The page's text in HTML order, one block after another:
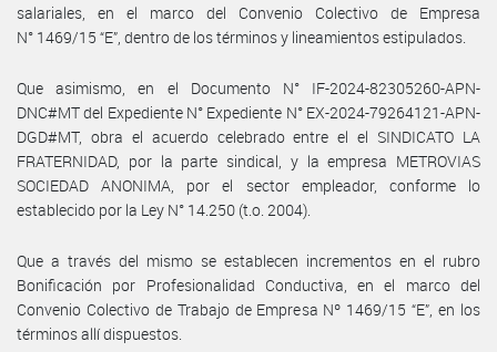
salariales, en el marco del Convenio Colectivo de Empresa
N° 1469/15 “E”, dentro de los términos y lineamientos estipulados.
Que asimismo, en el Documento N° IF-2024-82305260-APN-
DNC#MT del Expediente N° Expediente N° EX-2024-79264121-APN-
DGD#MT, obra el acuerdo celebrado entre el el SINDICATO LA
FRATERNIDAD, por la parte sindical, y la empresa METROVIAS
SOCIEDAD ANONIMA, por el sector empleador, conforme lo
establecido por la Ley N° 14.250 (t.o. 2004).
Que a través del mismo se establecen incrementos en el rubro
Bonificación por Profesionalidad Conductiva, en el marco del
Convenio Colectivo de Trabajo de Empresa Nº 1469/15 “E”, en los
términos allí dispuestos.